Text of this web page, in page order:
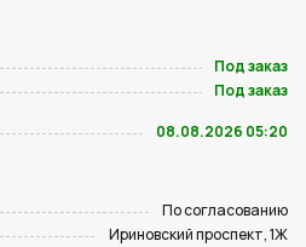
Под заказ
Под заказ
08.08.2026 05:20
По согласованию
Ириновский проспект, 1Ж